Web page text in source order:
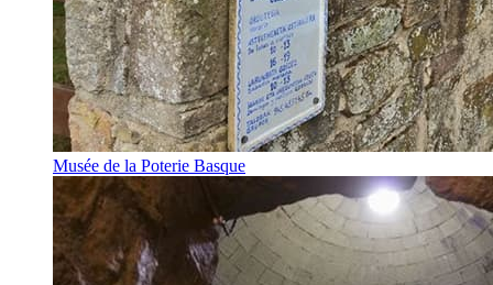
Musée de la Poterie Basque